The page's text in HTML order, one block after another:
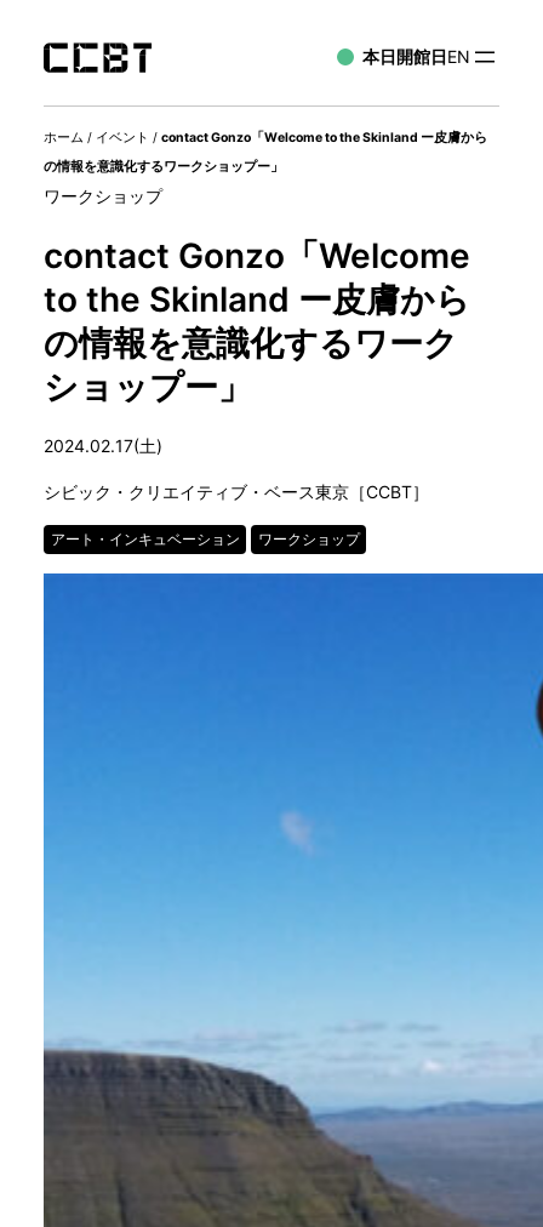
本日開館日EN
ホーム / イベント / contact Gonzo「Welcome to the Skinland ー皮膚から
の情報を意識化するワークショップー」
ワークショップ
contact Gonzo「Welcome
to the Skinland ー皮膚から
の情報を意識化するワーク
ショップー」
2024.02.17(土)
シビック・クリエイティブ・ベース東京［CCBT］
アート・インキュベーション ワークショップ